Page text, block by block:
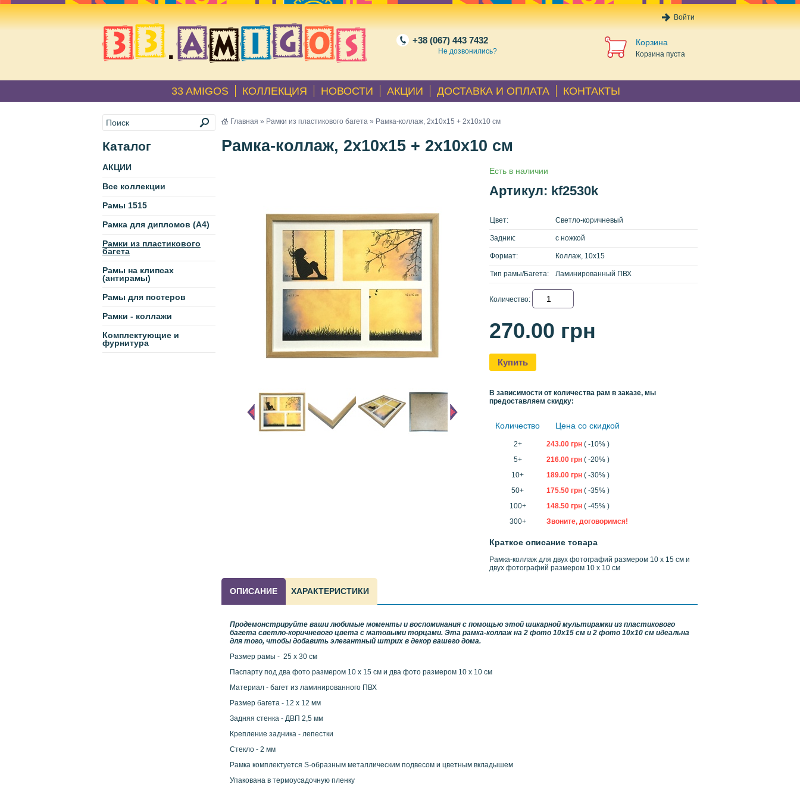
Войти
+38 (067) 443 7432
Не дозвонились?
Корзина
Корзина пуста
33 AMIGOS КОЛЛЕКЦИЯ НОВОСТИ АКЦИИ ДОСТАВКА И ОПЛАТА КОНТАКТЫ
Каталог
АКЦИИ
Все коллекции
Рамы 1515
Рамка для дипломов (А4)
Рамки из пластикового
багета
Рамы на клипсах
(антирамы)
Рамы для постеров
Рамки - коллажи
Комплектующие и
фурнитура
Главная » Рамки из пластикового багета » Рамка-коллаж, 2х10х15 + 2x10x10 см
Рамка-коллаж, 2х10х15 + 2x10x10 см
Есть в наличии
Артикул: kf2530k
Цвет: Светло-коричневый
Задник: с ножкой
Формат: Коллаж, 10x15
Тип рамы/Багета: Ламинированный ПВХ
Количество:
270.00 грн
Купить
В зависимости от количества рам в заказе, мы
предоставляем скидку:
Количество Цена со скидкой
2+ 243.00 грн ( -10% )
5+
216.00 грн ( -20% )
10+
189.00 грн ( -30% )
50+
175.50 грн ( -35% )
100+
148.50 грн ( -45% )
300+
Звоните, договоримся!
Краткое описание товара
Рамка-коллаж для двух фотографий размером 10 х 15 см и
двух фотографий размером 10 х 10 см
ОПИСАНИЕ ХАРАКТЕРИСТИКИ
Продемонстрируйте ваши любимые моменты и воспоминания с помощью этой шикарной мультирамки из пластикового
багета светло-коричневого цвета с матовыми торцами. Эта рамка-коллаж на 2 фото 10х15 см и 2 фото 10х10 см идеальна
для того, чтобы добавить элегантный штрих в декор вашего дома.
Размер рамы - 25 х 30 см
Паспарту под два фото размером 10 х 15 см и два фото размером 10 х 10 см
Материал - багет из ламинированного ПВХ
Размер багета - 12 х 12 мм
Задняя стенка - ДВП 2,5 мм
Крепление задника - лепестки
Стекло - 2 мм
Рамка комплектуется S-образным металлическим подвесом и цветным вкладышем
Упакована в термоусадочную пленку